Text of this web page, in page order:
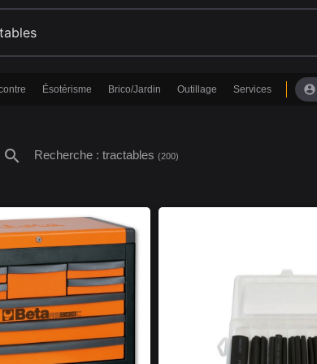
Ésotérisme Brico/Jardin Outillage Services account_circle
search Recherche : tractables (200)